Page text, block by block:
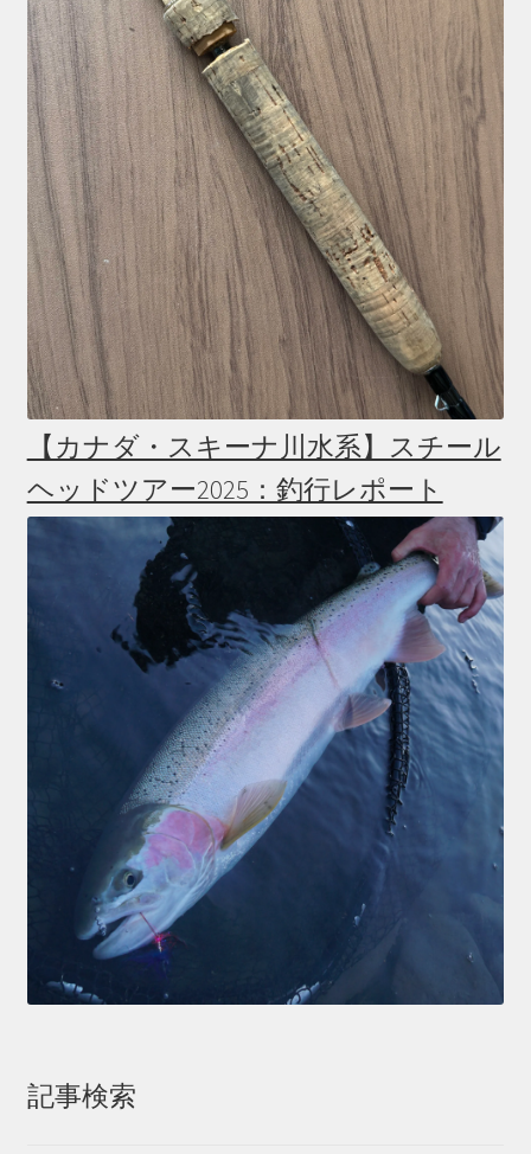
【カナダ・スキーナ川水系】スチール
ヘッドツアー2025：釣行レポート
記事検索